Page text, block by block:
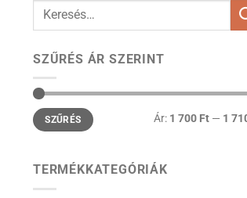
Keresés
SZŰRÉS ÁR SZERINT
Min
ár
Max
ár
SZŰRÉS Ár: 1 700 Ft— 1
TERMÉKKATEGÓRIÁK